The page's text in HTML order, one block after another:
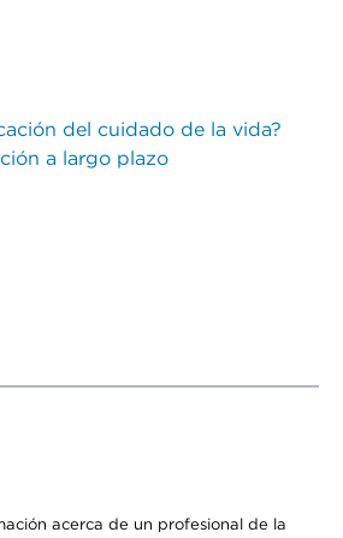
del cuidado de la vida?
a largo plazo
acerca de un profesional de la